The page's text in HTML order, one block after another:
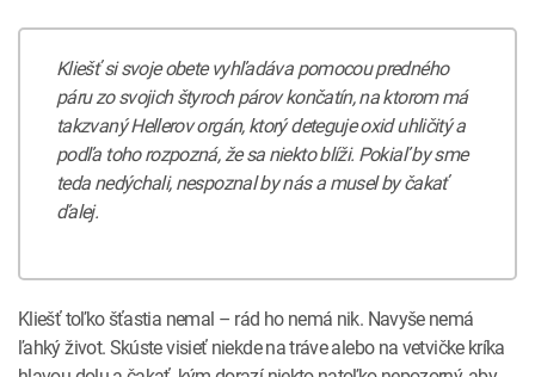
Kliešť si svoje obete vyhľadáva pomocou predného
páru zo svojich štyroch párov končatín, na ktorom má
takzvaný Hellerov orgán, ktorý deteguje oxid uhličitý a
podľa toho rozpozná, že sa niekto blíži. Pokiaľ by sme
teda nedýchali, nespoznal by nás a musel by čakať
ďalej.
Kliešť toľko šťastia nemal – rád ho nemá nik. Navyše nemá
ľahký život. Skúste visieť niekde na tráve alebo na vetvičke kríka